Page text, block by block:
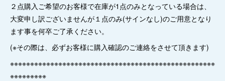
２点購入ご希望のお客様で在庫が1点のみとなっている場合は、
大変申し訳ございませんが１点のみ(サインなし)のご用意となり
ます事を何卒ご了承ください。
(※その際は、必ずお客様に購入確認のご連絡をさせて頂きます)
※※※※※※※※※※※※※※※※※※※※※※※※※※※※※※※※※※※※※※※※※※※※※※※※※※※
※※※※※※※※※